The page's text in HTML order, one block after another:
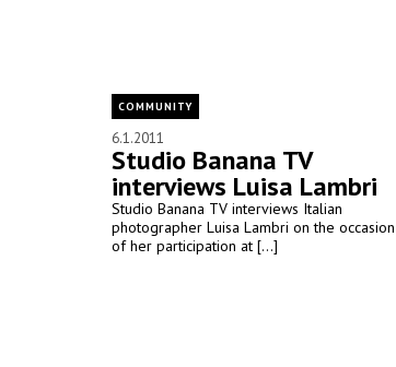
COMMUNITY
6.1.2011
Studio Banana TV
interviews Luisa Lambri
Studio Banana TV interviews Italian
photographer Luisa Lambri on the occasion
of her participation at [...]